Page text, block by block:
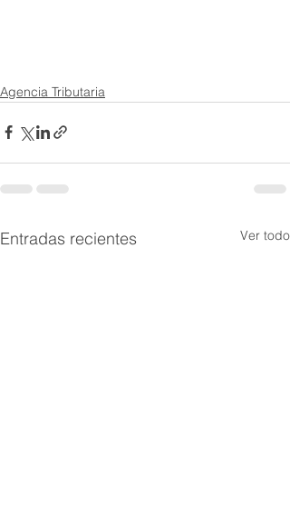
Agencia Tributaria
Entradas recientes Ver todo